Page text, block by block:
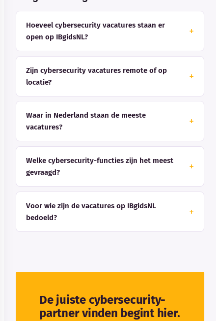
Hoeveel cybersecurity vacatures staan er
open op IBgidsNL?
Zijn cybersecurity vacatures remote of op
locatie?
Waar in Nederland staan de meeste
vacatures?
Welke cybersecurity-functies zijn het meest
gevraagd?
Voor wie zijn de vacatures op IBgidsNL
bedoeld?
De juiste cybersecurity-
partner vinden begint hier.